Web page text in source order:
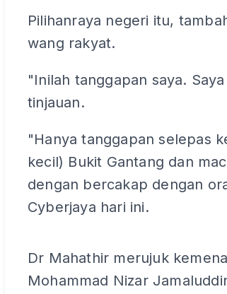
Pilihanraya negeri itu,
wang rakyat.
"Inilah tanggapan saya.
tinjauan.
"Hanya tanggapan selepas
kecil) Bukit Gantang dan
dengan bercakap dengan
Cyberjaya hari ini.
Dr Mahathir merujuk
Mohammad Nizar